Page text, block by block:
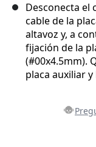
Desconecta el
cable de la
altavoz y, a
fijación de la
(#00x4.5mm).
placa auxiliar